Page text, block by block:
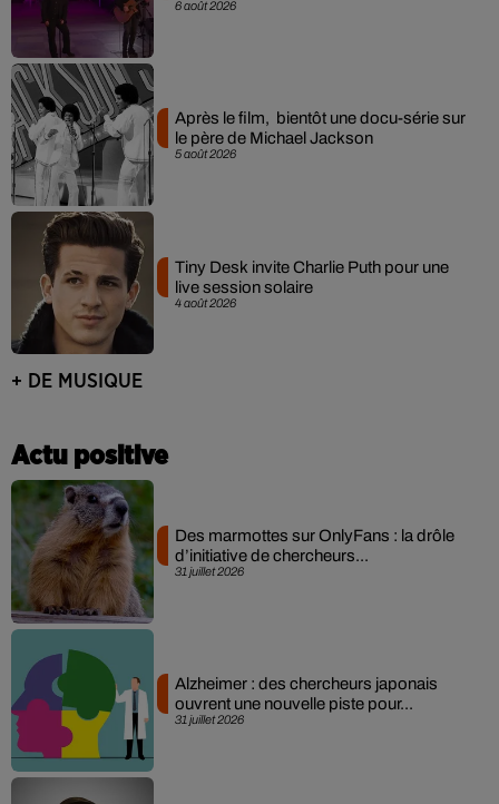
6 août 2026
5 août 2026
Après le film, bientôt une docu-série sur
le père de Michael Jackson
4 août 2026
Tiny Desk invite Charlie Puth pour une
live session solaire
+ DE MUSIQUE
Actu positive
31 juillet 2026
Des marmottes sur OnlyFans : la drôle
d’initiative de chercheurs...
31 juillet 2026
Alzheimer : des chercheurs japonais
ouvrent une nouvelle piste pour...